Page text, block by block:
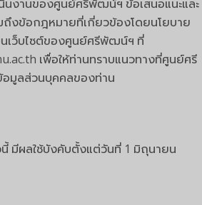
นินงานของศูนย์ศรีพัฒน์ฯ ข้อเสนอแนะและ
ถึงข้อกฎหมายที่เกี่ยวข้องโดยนโยบาย
นเว็บไซต์ของศูนย์ศรีพัฒน์ฯ ที่
เพื่อให้ท่านทราบแนวทางที่ศูนย์ศรี
มูลส่วนบุคคลของท่าน
มีผลใช้บังคับตั้งแต่วันที่ 1 มิถุนายน